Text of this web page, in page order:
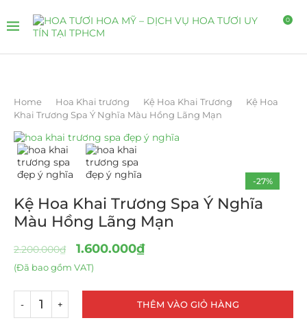
0
Home Hoa Khai trương Kệ Hoa Khai Trương
Kệ Hoa
Khai Trương Spa Ý Nghĩa Màu Hồng Lãng Mạn
-27%
Kệ Hoa Khai Trương Spa Ý Nghĩa
Màu Hồng Lãng Mạn
2.200.000₫ 1.600.000₫
(Đã bao gồm VAT)
THÊM VÀO GIỎ HÀNG